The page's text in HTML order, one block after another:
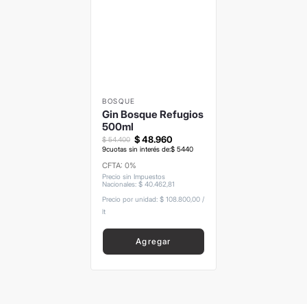
BOSQUE
Gin Bosque Refugios
500ml
$48.960
$ 54.400
9cuotas sin interés de:$ 5440
CFTA: 0%
Precio sin Impuestos
Nacionales: $ 40.462 81
Precio por unidad: $ 108.800,00/
lt
Agregar